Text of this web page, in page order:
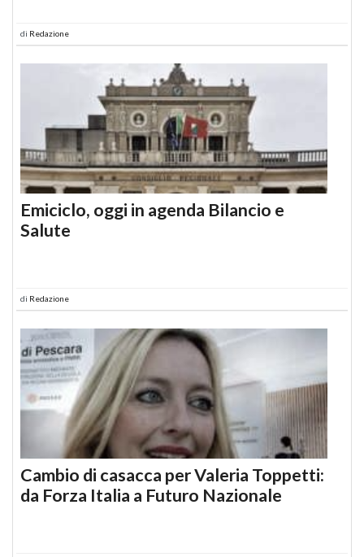
di Redazione
Emiciclo, oggi in agenda Bilancio e
Salute
di Redazione
Cambio di casacca per Valeria Toppetti:
da Forza Italia a Futuro Nazionale